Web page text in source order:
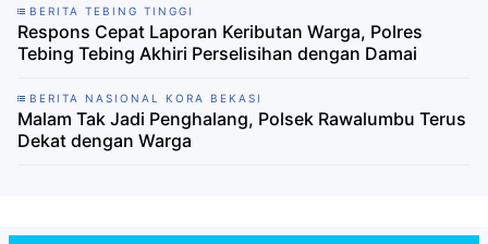
BERITA TEBING TINGGI
Respons Cepat Laporan Keributan Warga, Polres
Tebing Tebing Akhiri Perselisihan dengan Damai
BERITA NASIONAL KORA BEKASI
Malam Tak Jadi Penghalang, Polsek Rawalumbu Terus
Dekat dengan Warga